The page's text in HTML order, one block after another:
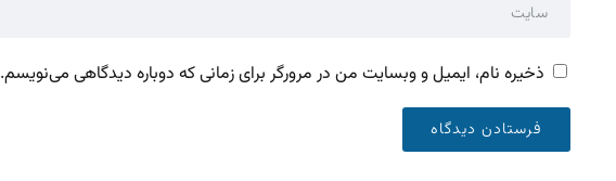
ذخیره نام، ایمیل و وبسایت من در مرورگر برای زمانی که دوباره دیدگاهی می‌نویسم.